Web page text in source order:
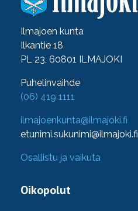
Ilmajoen kunta
Ilkantie 18
PL 23, 60801 ILMAJOKI
Puhelinvaihde
(06) 419 1111
ilmajoenkunta@ilmajoki.fi
etunimi.sukunimi@ilmajoki.fi
Osallistu ja vaikuta
Oikopolut